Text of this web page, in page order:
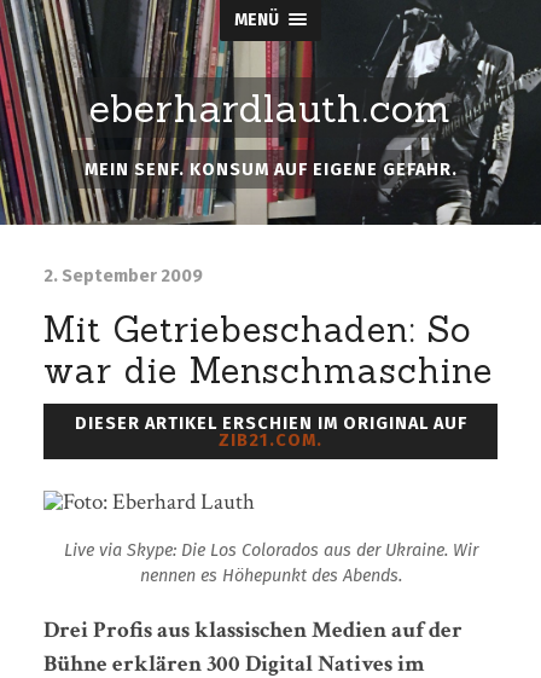
MENÜ
eberhardlauth.com
MEIN SENF. KONSUM AUF EIGENE GEFAHR.
2. September 2009
Mit Getriebeschaden: So
war die Menschmaschine
DIESER ARTIKEL ERSCHIEN IM ORIGINAL AUF
ZIB21.COM.
Live via Skype: Die Los Colorados aus der Ukraine. Wir
nennen es Höhepunkt des Abends.
Drei Profis aus klassischen Medien auf der
Bühne erklären 300 Digital Natives im